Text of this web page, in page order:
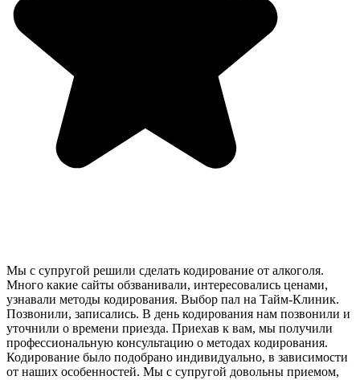
Мы с супругой решили сделать кодирование от алкоголя.
Много какие сайты обзванивали, интересовались ценами,
узнавали методы кодирования. Выбор пал на Тайм-Клиник.
Позвонили, записались. В день кодирования нам позвонили и
уточнили о времени приезда. Приехав к вам, мы получили
профессиональную консультацию о методах кодирования.
Кодирование было подобрано индивидуально, в зависимости
от наших особенностей. Мы с супругой довольны приемом,